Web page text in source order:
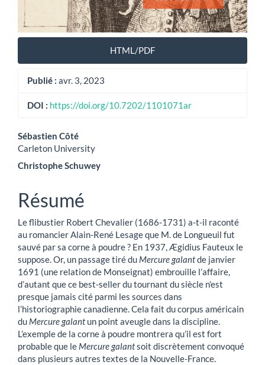
HTML/PDF
Publié : avr. 3, 2023
DOI : https://doi.org/10.7202/1101071ar
Contenu
principal
l'article
Sébastien Côté
Carleton University
Christophe Schuwey
Résumé
Le flibustier Robert Chevalier (1686-1731) a-t-il raconté
au romancier Alain-René Lesage que M. de Longueuil fut
sauvé par sa corne à poudre ? En 1937, Ægidius Fauteux le
suppose. Or, un passage tiré du Mercure galantde janvier
1691 (une relation de Monseignat) embrouille l’affaire,
d’autant que ce best-seller du tournant du siècle n’est
presque jamais cité parmi les sources dans
l’historiographie canadienne. Cela fait du corpus américain
du Mercure galantun point aveugle dans la discipline.
L’exemple de la corne à poudre montrera qu’il est fort
probable que le Mercure galantsoit discrètement convoqué
dans plusieurs autres textes de la Nouvelle-France.